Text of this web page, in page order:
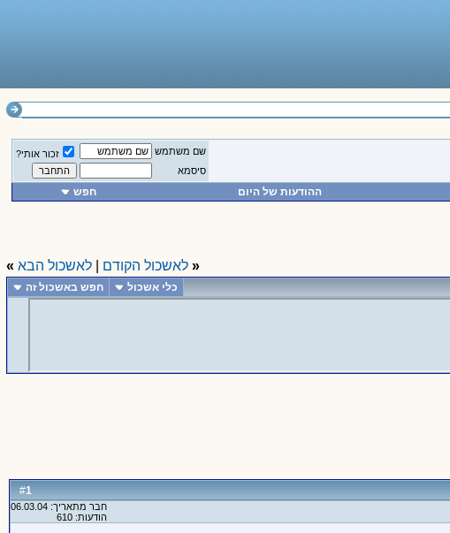
שם משתמש
זכור אותי?
סיסמא
ההודעות של היום חפש
« לאשכול הקודם לאשכול הבא »
כלי אשכול חפש באשכול זה
#
1
חבר מתאריך: 06.03.04
הודעות: 610